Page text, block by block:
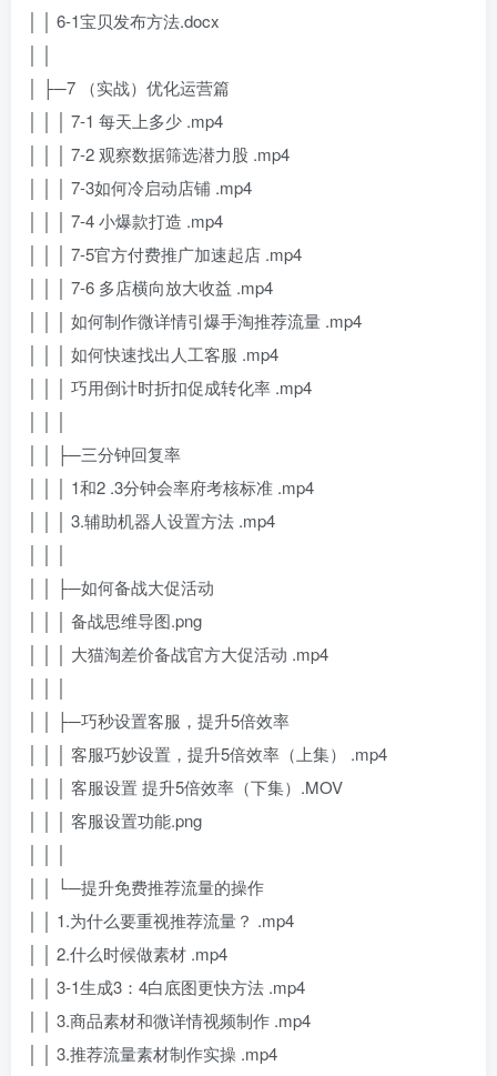
│ │ 6-1宝贝发布方法.docx
│ ├─7 （实战）优化运营篇
│ │ │ 7-1 每天上多少 .mp4
│ │ │ 7-2 观察数据筛选潜力股 .mp4
│ │ │ 7-3如何冷启动店铺 .mp4
│ │ │ 7-4 小爆款打造 .mp4
│ │ │ 7-5官方付费推广加速起店 .mp4
│ │ │ 7-6 多店横向放大收益 .mp4
│ │ │ 如何制作微详情引爆手淘推荐流量 .mp4
│ │ │ 如何快速找出人工客服 .mp4
│ │ │ 巧用倒计时折扣促成转化率 .mp4
│ │ ├─三分钟回复率
│ │ │ 1和2 .3分钟会率府考核标准 .mp4
│ │ │ 3.辅助机器人设置方法 .mp4
│ │ ├─如何备战大促活动
│ │ │ 备战思维导图.png
│ │ │ 大猫淘差价备战官方大促活动 .mp4
│ │ ├─巧秒设置客服，提升5倍效率
│ │ │ 客服巧妙设置，提升5倍效率（上集） .mp4
│ │ │ 客服设置 提升5倍效率（下集）.MOV
│ │ │ 客服设置功能.png
│ │ └─提升免费推荐流量的操作
│ │ 1.为什么要重视推荐流量？ .mp4
│ │ 2.什么时候做素材 .mp4
│ │ 3-1生成3：4白底图更快方法 .mp4
│ │ 3.商品素材和微详情视频制作 .mp4
│ │ 3.推荐流量素材制作实操 .mp4